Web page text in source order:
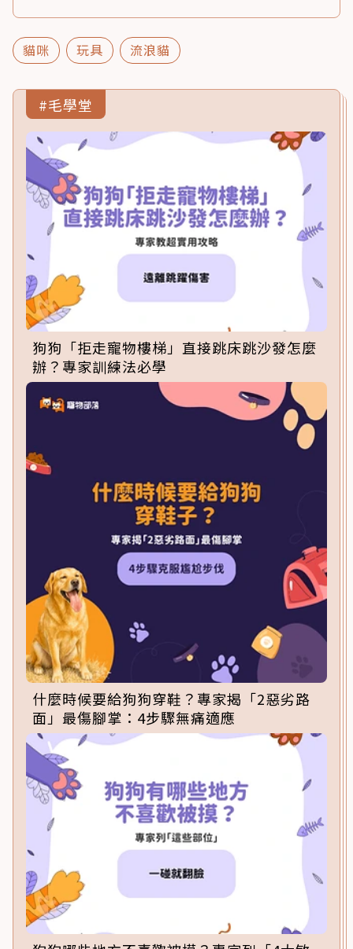
貓咪 玩具 流浪貓
#毛學堂
狗狗「拒走寵物樓梯」直接跳床跳沙發怎麼
辦？專家訓練法必學
什麼時候要給狗狗穿鞋？專家揭「2惡劣路
面」最傷腳掌：4步驟無痛適應